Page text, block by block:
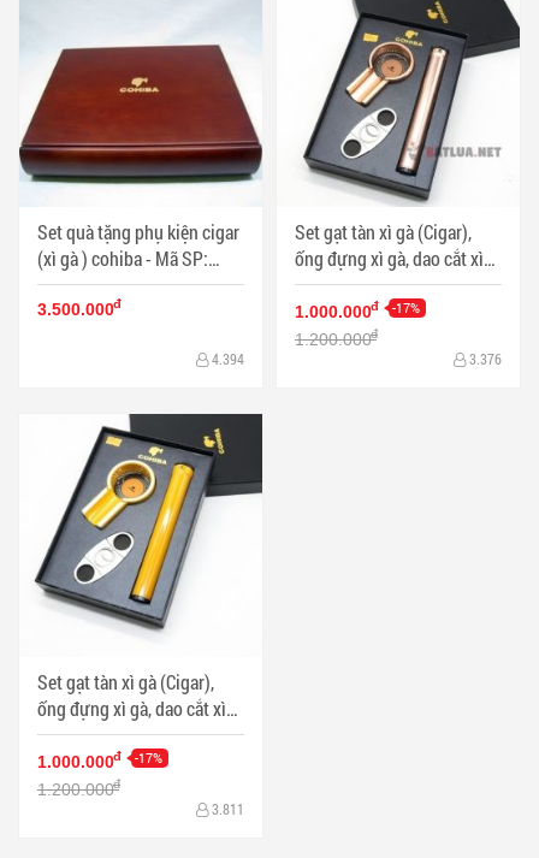
Set quà tặng phụ kiện cigar
(xì gà ) cohiba - Mã SP:
PKXG143
3.500.000đ
4.394
Set gạt tàn xì gà (Cigar),
ống đựng xì gà, dao cắt xì
gà Cohiba Màu Đồng - Mã
SP: PKXG094C
1.000.000đ -17%
1.200.000đ
3.376
Set gạt tàn xì gà (Cigar),
ống đựng xì gà, dao cắt xì
gà Cohiba Màu vàng - Mã
SP: PKXG094V
1.000.000đ -17%
1.200.000đ
3.811